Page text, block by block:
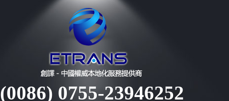
(0086) 0755-23946252